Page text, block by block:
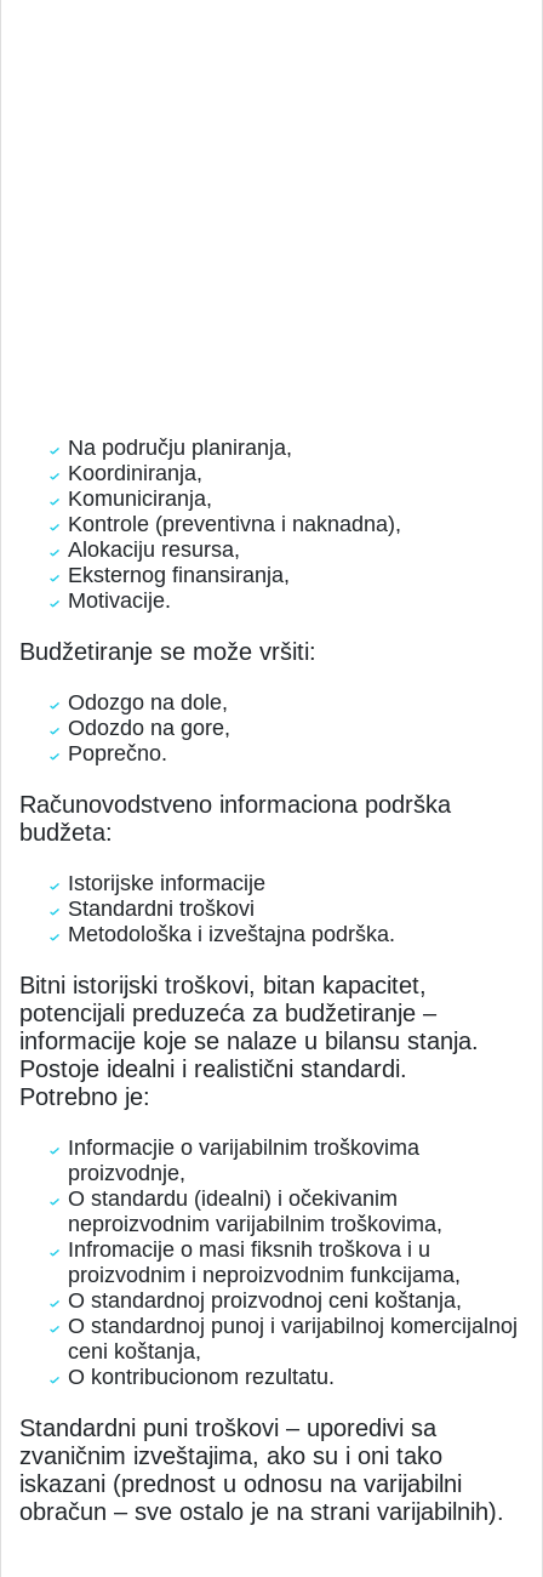
Na području planiranja,
Koordiniranja,
Komuniciranja,
Kontrole (preventivna i naknadna),
Alokaciju resursa,
Eksternog finansiranja,
Motivacije.
Budžetiranje se može vršiti:
Odozgo na dole,
Odozdo na gore,
Poprečno.
Računovodstveno informaciona podrška
budžeta:
Istorijske informacije
Standardni troškovi
Metodološka i izveštajna podrška.
Bitni istorijski troškovi, bitan kapacitet,
potencijali preduzeća za budžetiranje –
informacije koje se nalaze u bilansu stanja.
Postoje idealni i realistični standardi.
Potrebno je:
Informacjie o varijabilnim troškovima
proizvodnje,
O standardu (idealni) i očekivanim
neproizvodnim varijabilnim troškovima,
Infromacije o masi fiksnih troškova i u
proizvodnim i neproizvodnim funkcijama,
O standardnoj proizvodnoj ceni koštanja,
O standardnoj punoj i varijabilnoj komercijalnoj
ceni koštanja,
O kontribucionom rezultatu.
Standardni puni troškovi – uporedivi sa
zvaničnim izveštajima, ako su i oni tako
iskazani (prednost u odnosu na varijabilni
obračun – sve ostalo je na strani varijabilnih).